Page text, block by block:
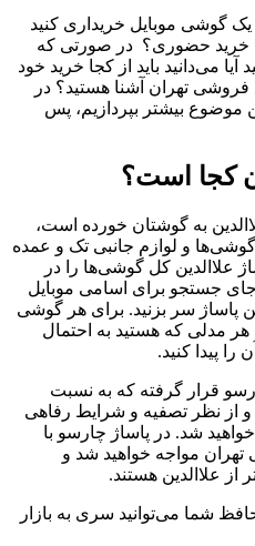
گوشی موبایل خریداری کنید
خرید حضوری؟ در صورتی که
می‌دانید باید از کجا خرید خود
فروشی تهران آشنا هستید؟ در
موضوع بیشتر بپردازیم، پس
کجا است؟
به گوشتان خورده است،
گوشی‌ها و لوازم جانبی تک و عمده
علاالدین کل گوشی‌ها را در
جستجو برای اسامی موبایل
پاساژ سر بزنید. برای هر گوشی
هر مدلی که هستید به احتمال
را پیدا کنید.
قرار گرفته که به نسبت
و از نظر تصفیه و شرایط رفاهی
شد. در پاساژ چارسو با
تهران مواجه خواهید شد و
علاالدین هستند.
شما می‌توانید سری به بازار